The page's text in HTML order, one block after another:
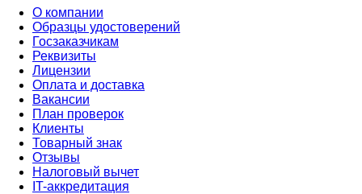
О компании
Образцы удостоверений
Госзаказчикам
Реквизиты
Лицензии
Оплата и доставка
Вакансии
План проверок
Клиенты
Товарный знак
Отзывы
Налоговый вычет
IT-аккредитация